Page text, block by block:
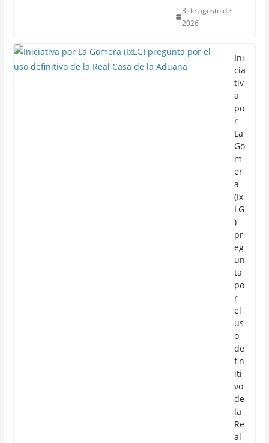
3 de agosto de
2026
Ini
cia
tiv
a
po
r
La
Go
m
er
a
(Ix
LG
)
pr
eg
un
ta
po
r
el
us
o
de
fin
iti
vo
de
la
Re
al